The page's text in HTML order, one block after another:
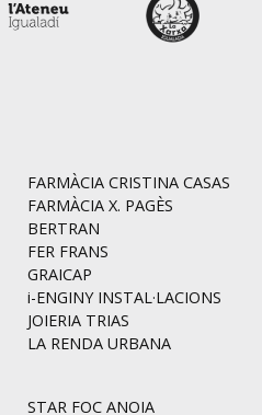
FARMÀCIA CRISTINA CASAS
FARMÀCIA X. PAGÈS
BERTRAN
FER FRANS
GRAICAP
i-ENGINY INSTAL·LACIONS
JOIERIA TRIAS
LA RENDA URBANA
STAR FOC ANOIA